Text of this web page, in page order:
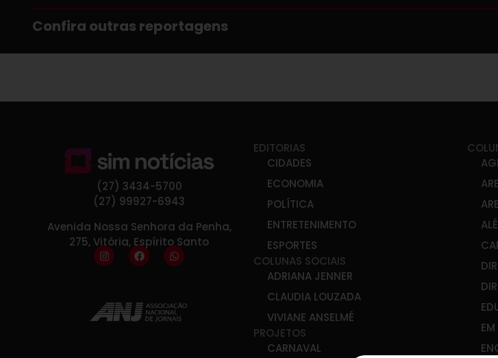
Confira outras reportagens
(27) 3434-5700
(27) 99927-6943
Avenida Nossa Senhora da Penha,
275, Vitória, Espírito Santo
EDITORIAS
CIDADES
ECONOMIA
POLÍTICA
ENTRETENIMENTO
ESPORTES
COLUNAS SOCIAIS
ADRIANA JENNER
CLAUDIA LOUZADA
VIVIANE ANSELMÉ
PROJETOS
CARNAVAL